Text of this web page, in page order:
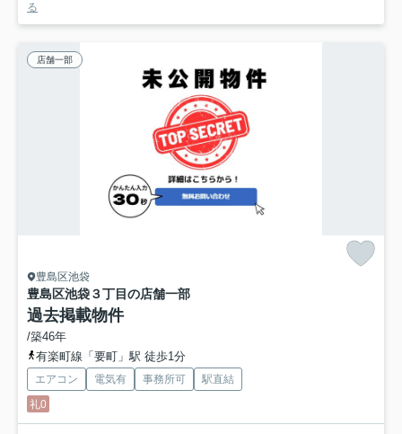
る
店舗一部
豊島区池袋
豊島区池袋３丁目の店舗一部
過去掲載物件
/築46年
有楽町線「要町」駅 徒歩1分
エアコン 電気有 事務所可
駅直結
礼0